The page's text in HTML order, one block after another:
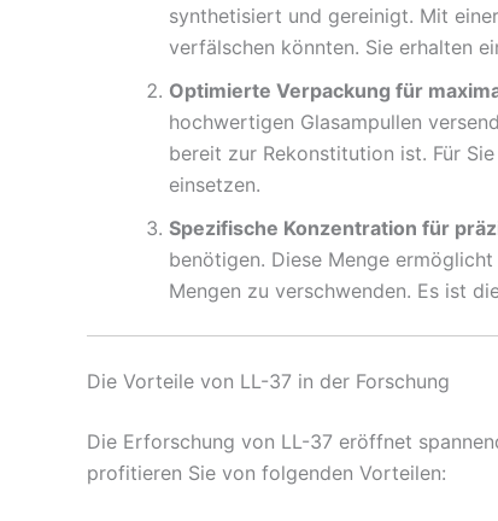
synthetisiert und gereinigt. Mit
verfälschen könnten. Sie erhalten
Optimierte Verpackung für
hochwertigen Glasampullen
bereit zur Rekonstitution ist. Für
einsetzen.
Spezifische Konzentration für
benötigen. Diese Menge
Mengen zu verschwenden. Es ist
Die Vorteile von LL-37 in der Forschung
Die Erforschung von LL-37 eröffnet
profitieren Sie von folgenden Vorteilen: